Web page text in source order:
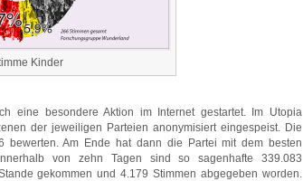
Kinder
eine besondere Aktion im Internet gestartet. Im Utopia
der jeweiligen Parteien anonymisiert eingespeist. Die
bewerten. Am Ende hat dann die Partei mit dem besten
von zehn Tagen sind so sagenhafte 339.083
gekommen und 4.179 Stimmen abgegeben worden.